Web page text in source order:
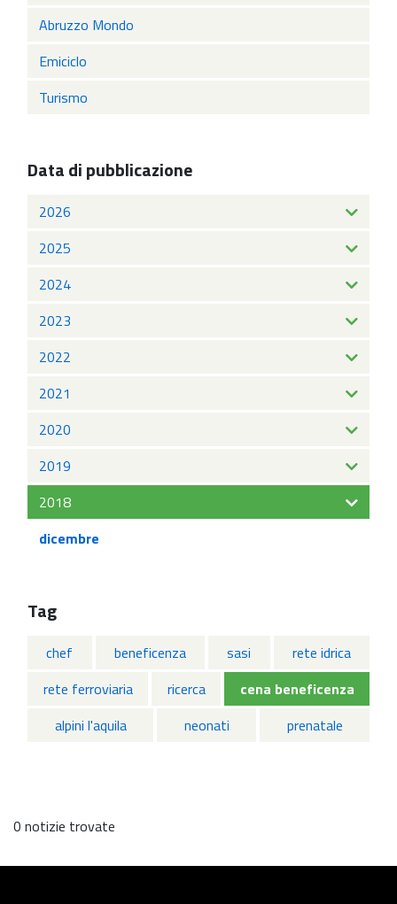
Abruzzo Mondo
Emiciclo
Turismo
Data di pubblicazione
2026
2025
2024
2023
2022
2021
2020
2019
2018
dicembre
Tag
chef beneficenza sasi
rete idrica
rete ferroviaria
ricerca
cena beneficenza
alpini l'aquila
neonati prenatale
0 notizie trovate